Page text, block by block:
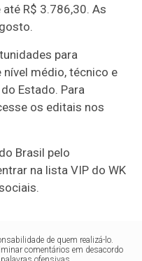
R$ 3.786,30. As
para
médio, técnico e
Estado. Para
os editais nos
Brasil pelo
na lista VIP do WK
de quem realizá-lo.
comentários em desacordo